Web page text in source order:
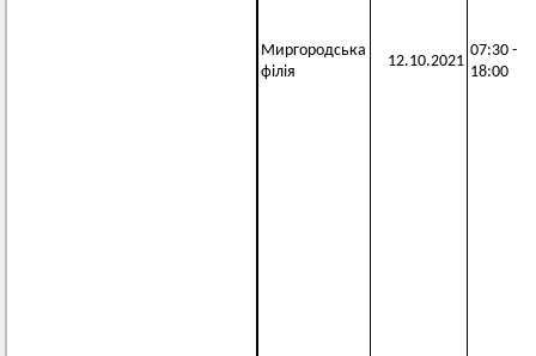
Миргородська
філія
12.10.2021
07:30 -
18:00